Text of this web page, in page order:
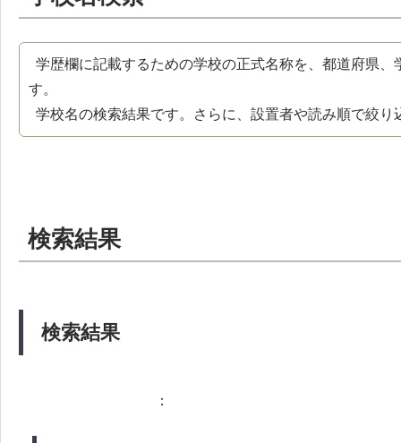
学歴欄に記載するための学校の正式名称を、都道府県
す。
学校名の検索結果です。さらに、設置者や読み順で絞り
検索結果
検索結果
：